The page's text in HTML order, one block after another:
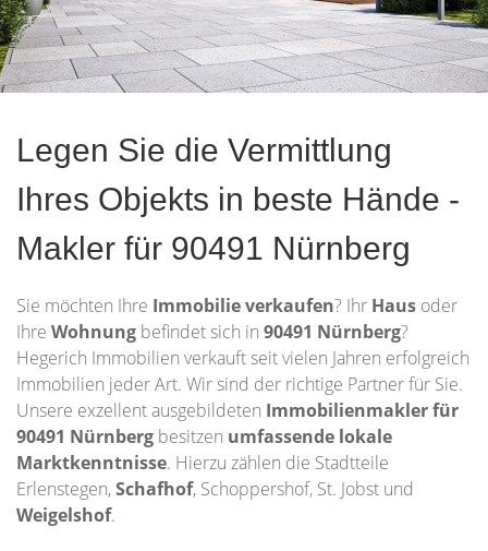
Legen Sie die Vermittlung
Ihres Objekts in beste Hände -
Makler für 90491 Nürnberg
Sie möchten Ihre Immobilieverkaufen? Ihr Haus oder
Ihre Wohnung befindet sich in 90491 Nürnberg?
Hegerich Immobilien verkauft seit vielen Jahren erfolgreich
Immobilien jeder Art. Wir sind der richtige Partner für Sie.
Unsere exzellent ausgebildeten Immobilienmaklerfür
90491 Nürnberg besitzen umfassende lokale
Marktkenntnisse. Hierzu zählen die Stadtteile
Erlenstegen,Schafhof, Schoppershof, St. Jobst und
Weigelshof.